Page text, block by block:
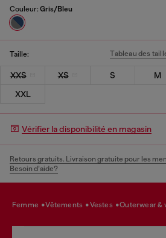
Couleur: Gris/Bleu
Taille: Tableau des
XXS XS S M
XXL
Vérifier la disponibilité en magasin
Retours gratuits. Livraison gratuite pour les
Besoin d’aide?
femme vêtements vestes outerwear &